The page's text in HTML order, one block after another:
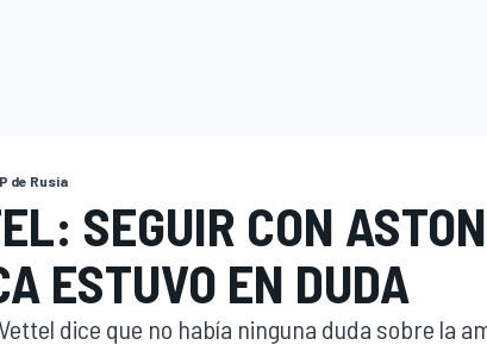
de Rusia
SEGUIR CON
ESTUVO EN DUDA
dice que no había ninguna duda sobre la